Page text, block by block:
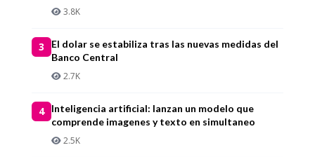
3.8K
3
El dolar se estabiliza tras las nuevas medidas del
Banco Central
2.7K
4
Inteligencia artificial: lanzan un modelo que
comprende imagenes y texto en simultaneo
2.5K